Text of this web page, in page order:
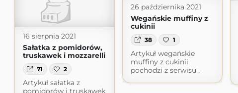
26 października 2021
Wegańskie muffiny z
cukinii
38 1
Artykuł wegańskie
muffiny z cukinii
pochodzi z serwisu .
16 sierpnia 2021
Sałatka z pomidorów,
truskawek i mozzarelli
71 2
Artykuł sałatka z
pomidorów i truskawek